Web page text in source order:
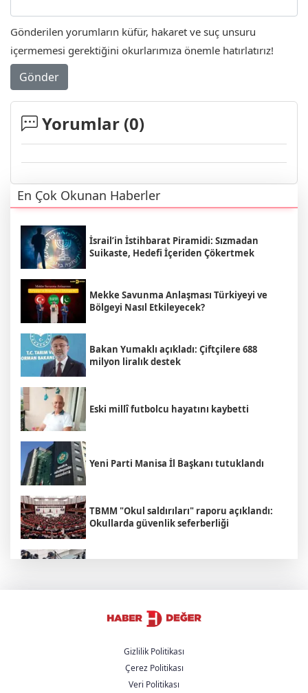
Gönderilen yorumların küfür, hakaret ve suç unsuru
içermemesi gerektiğini okurlarımıza önemle hatırlatırız!
Gönder
Yorumlar (0)
En Çok Okunan Haberler
İsrail’in İstihbarat Piramidi: Sızmadan
Suikaste, Hedefi İçeriden Çökertmek
Mekke Savunma Anlaşması Türkiyeyi ve
Bölgeyi Nasıl Etkileyecek?
Bakan Yumaklı açıkladı: Çiftçilere 688
milyon liralık destek
Eski millî futbolcu hayatını kaybetti
Yeni Parti Manisa İl Başkanı tutuklandı
TBMM "Okul saldırıları" raporu açıklandı:
Okullarda güvenlik seferberliği
İran'dan Hürmüz Boğazı açıklaması:
"Boğazın açılması şartlara bağlı"
Rojin Kabaiş'in ailesine yönelik tehdit
şebekesi çökertildi
Gizlilik Politikası
Çerez Politikası
Veri Politikası